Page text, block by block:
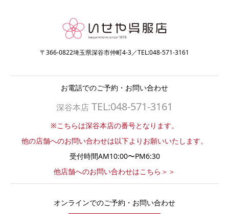
〒366-0822埼玉県深谷市仲町4-3／TEL:048-571-3161
お電話でのご予約・お問い合わせ
深谷本店 TEL:048-571-3161
※こちらは深谷本店の番号となります。
他の店舗へのお問い合わせは以下よりお願いいたします。
受付時間AM10:00〜PM6:30
他店舗へのお問い合わせはこちら＞＞
オンラインでのご予約・お問い合わせ